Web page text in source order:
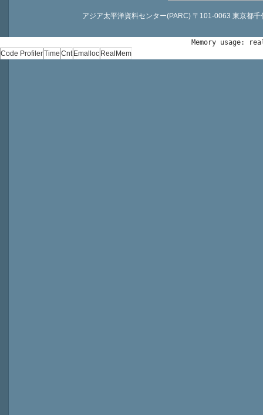
アジア太平洋資料センター(PARC) 〒101-0063 東京都
Memory usage:
Code ProfilerTime Cnt Emalloc RealMem